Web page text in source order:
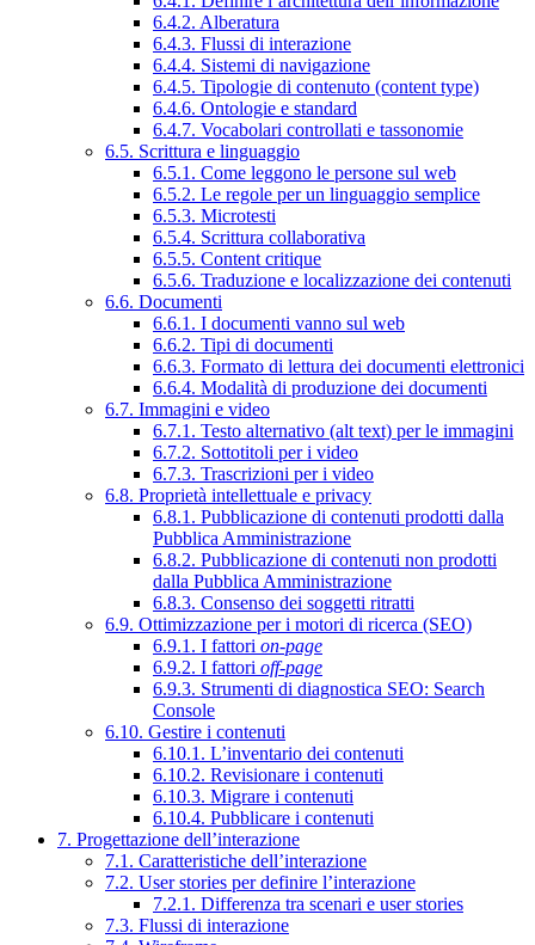
6.4.2. Alberatura
6.4.3. Flussi di interazione
6.4.4. Sistemi di navigazione
6.4.5. Tipologie di contenuto (content type)
6.4.6. Ontologie e standard
6.4.7. Vocabolari controllati e tassonomie
6.5. Scrittura e linguaggio
6.5.1. Come leggono le persone sul web
6.5.2. Le regole per un linguaggio semplice
6.5.3. Microtesti
6.5.4. Scrittura collaborativa
6.5.5. Content critique
6.5.6. Traduzione e localizzazione dei contenuti
6.6. Documenti
6.6.1. I documenti vanno sul web
6.6.2. Tipi di documenti
6.6.3. Formato di lettura dei documenti elettronici
6.6.4. Modalità di produzione dei documenti
6.7. Immagini e video
6.7.1. Testo alternativo (alt text) per le immagini
6.7.2. Sottotitoli per i video
6.7.3. Trascrizioni per i video
6.8. Proprietà intellettuale e privacy
6.8.1. Pubblicazione di contenuti prodotti dalla
Pubblica Amministrazione
6.8.2. Pubblicazione di contenuti non prodotti
dalla Pubblica Amministrazione
6.8.3. Consenso dei soggetti ritratti
6.9. Ottimizzazione per i motori di ricerca (SEO)
6.9.1. I fattori on-page
6.9.2. I fattori off-page
6.9.3. Strumenti di diagnostica SEO: Search
Console
6.10. Gestire i contenuti
6.10.1. L’inventario dei contenuti
6.10.2. Revisionare i contenuti
6.10.3. Migrare i contenuti
6.10.4. Pubblicare i contenuti
7. Progettazione dell’interazione
7.1. Caratteristiche dell’interazione
7.2. User stories per definire l’interazione
7.2.1. Differenza tra scenari e user stories
7.3. Flussi di interazione